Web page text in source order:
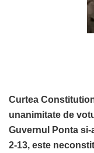
Curtea
unanimitate de
Guvernul Ponta
2-13, este